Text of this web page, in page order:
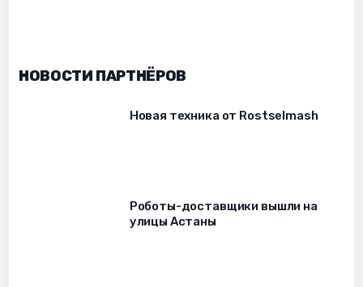
НОВОСТИ ПАРТНЁРОВ
Новая техника от Rostselmash
Роботы-доставщики вышли на
улицы Астаны